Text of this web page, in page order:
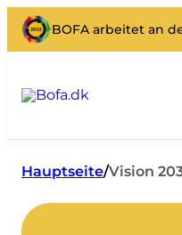
BOFA arbeitet an
Hauptseite/Vision